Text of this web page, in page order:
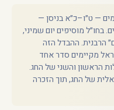
— ט״ו–כ״א בניסן —
בחו״ל מוסיפים יום שמיני,
הרבנית. ההבדל הזה
מקיימים סדר אחד
הראשון והשני של החג.
של החג, תוך הזכרה